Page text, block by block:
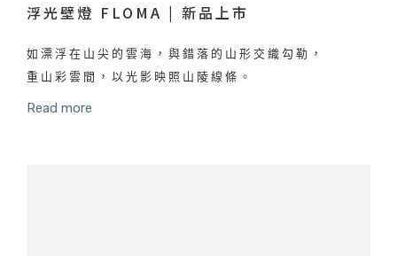
浮光壁燈 FLOMA | 新品上市
如漂浮在山尖的雲海，與錯落的山形交織勾勒，
重山彩雲間，以光影映照山陵線條。
Read more